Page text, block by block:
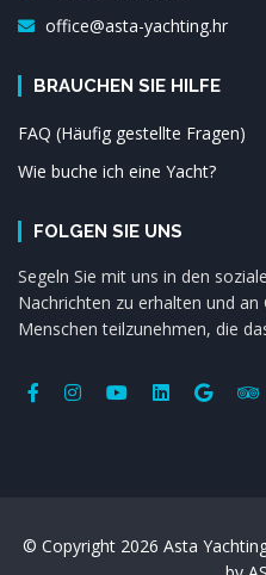
office@asta-yachting.hr
BRAUCHEN SIE HILFE
FAQ (Häufig gestellte Fragen)
Wie buche ich eine Yacht?
FOLGEN SIE UNS
Segeln Sie mit uns in den
Nachrichten zu erhalten und
Menschen teilzunehmen, die
© Copyright 2026 Asta